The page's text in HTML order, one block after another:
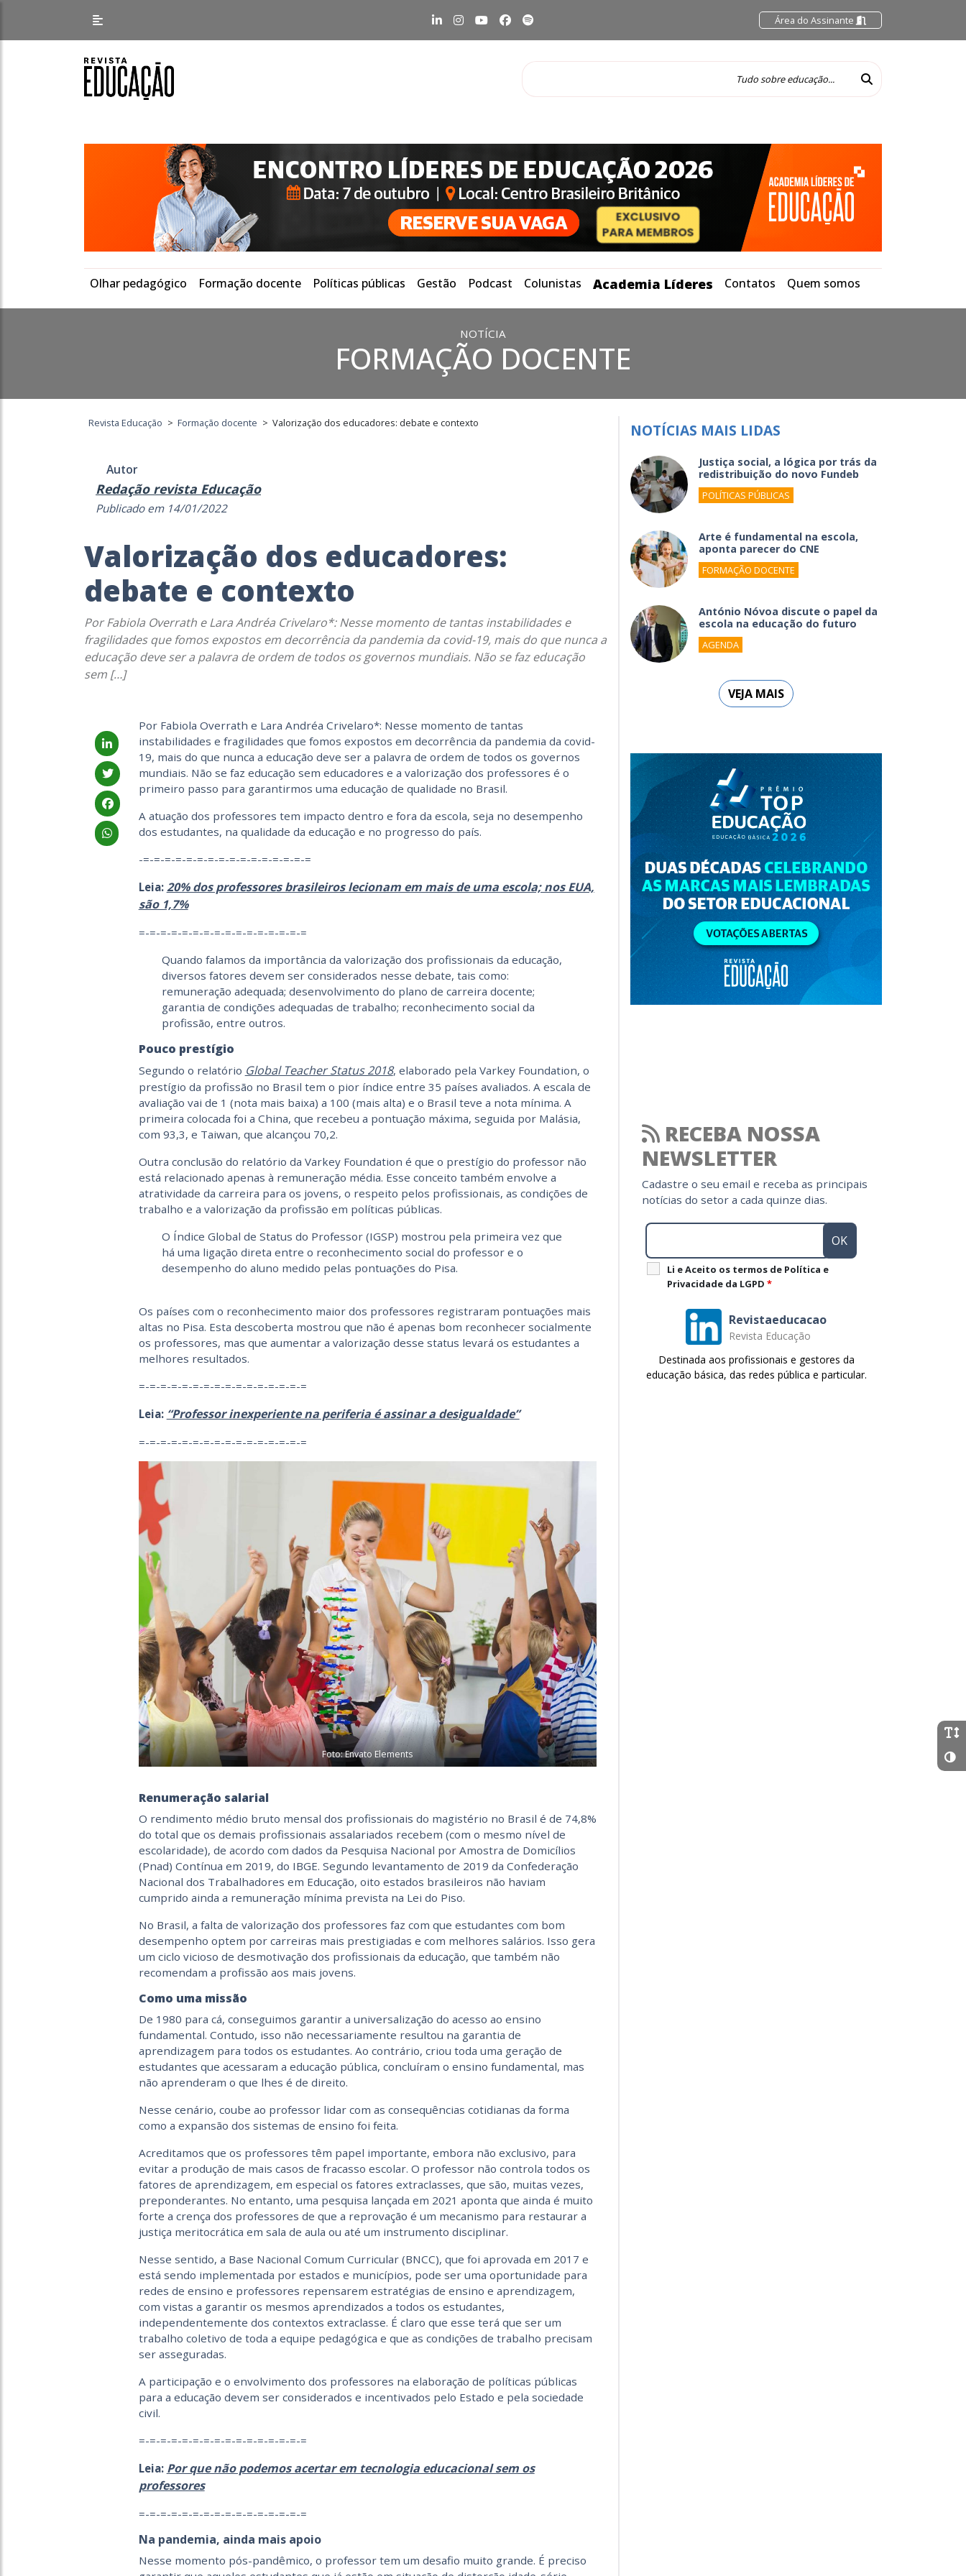
Área do Assinante
Olhar pedagógico Formação docente Políticas públicas Gestão Podcast Colunistas Academia Líderes Contatos Quem somos
NOTÍCIA
FORMAÇÃO DOCENTE
Revista Educação > Formação docente > Valorização dos educadores: debate e contexto
Autor
Redação revista Educação
Publicado em 14/01/2022
Valorização dos educadores:
debate e contexto
Por Fabiola Overrath e Lara Andréa Crivelaro*: Nesse momento de tantas instabilidades e
fragilidades que fomos expostos em decorrência da pandemia da covid-19, mais do que nunca a
educação deve ser a palavra de ordem de todos os governos mundiais. Não se faz educação
sem […]
Por Fabiola Overrath e Lara Andréa Crivelaro*: Nesse momento de tantas
instabilidades e fragilidades que fomos expostos em decorrência da pandemia da covid-
19, mais do que nunca a educação deve ser a palavra de ordem de todos os governos
mundiais. Não se faz educação sem educadores e a valorização dos professores é o
primeiro passo para garantirmos uma educação de qualidade no Brasil.
A atuação dos professores tem impacto dentro e fora da escola, seja no desempenho
dos estudantes, na qualidade da educação e no progresso do país.
-=-=-=-=-=-=-=-=-=-=-=-=-=-=-=-=
Leia: 20% dos professores brasileiros lecionam em mais de uma escola; nos EUA,
são 1,7%
=-=-=-=-=-=-=-=-=-=-=-=-=-=-=-=
Quando falamos da importância da valorização dos profissionais da educação,
diversos fatores devem ser considerados nesse debate, tais como:
remuneração adequada; desenvolvimento do plano de carreira docente;
garantia de condições adequadas de trabalho; reconhecimento social da
profissão, entre outros.
Pouco prestígio
Segundo o relatório Global Teacher Status 2018, elaborado pela Varkey Foundation, o
prestígio da profissão no Brasil tem o pior índice entre 35 países avaliados. A escala de
avaliação vai de 1 (nota mais baixa) a 100 (mais alta) e o Brasil teve a nota mínima. A
primeira colocada foi a China, que recebeu a pontuação máxima, seguida por Malásia,
com 93,3, e Taiwan, que alcançou 70,2.
Outra conclusão do relatório da Varkey Foundation é que o prestígio do professor não
está relacionado apenas à remuneração média. Esse conceito também envolve a
atratividade da carreira para os jovens, o respeito pelos profissionais, as condições de
trabalho e a valorização da profissão em políticas públicas.
O Índice Global de Status do Professor (IGSP) mostrou pela primeira vez que
há uma ligação direta entre o reconhecimento social do professor e o
desempenho do aluno medido pelas pontuações do Pisa.
Os países com o reconhecimento maior dos professores registraram pontuações mais
altas no Pisa. Esta descoberta mostrou que não é apenas bom reconhecer socialmente
os professores, mas que aumentar a valorização desse status levará os estudantes a
melhores resultados.
=-=-=-=-=-=-=-=-=-=-=-=-=-=-=-=
Leia: “Professor inexperiente na periferia é assinar a desigualdade”
=-=-=-=-=-=-=-=-=-=-=-=-=-=-=-=
Foto: Envato Elements
Renumeração salarial
O rendimento médio bruto mensal dos profissionais do magistério no Brasil é de 74,8%
do total que os demais profissionais assalariados recebem (com o mesmo nível de
escolaridade), de acordo com dados da Pesquisa Nacional por Amostra de Domicílios
(Pnad) Contínua em 2019, do IBGE. Segundo levantamento de 2019 da Confederação
Nacional dos Trabalhadores em Educação, oito estados brasileiros não haviam
cumprido ainda a remuneração mínima prevista na Lei do Piso.
No Brasil, a falta de valorização dos professores faz com que estudantes com bom
desempenho optem por carreiras mais prestigiadas e com melhores salários. Isso gera
um ciclo vicioso de desmotivação dos profissionais da educação, que também não
recomendam a profissão aos mais jovens.
Como uma missão
De 1980 para cá, conseguimos garantir a universalização do acesso ao ensino
fundamental. Contudo, isso não necessariamente resultou na garantia de
aprendizagem para todos os estudantes. Ao contrário, criou toda uma geração de
estudantes que acessaram a educação pública, concluíram o ensino fundamental, mas
não aprenderam o que lhes é de direito.
Nesse cenário, coube ao professor lidar com as consequências cotidianas da forma
como a expansão dos sistemas de ensino foi feita.
Acreditamos que os professores têm papel importante, embora não exclusivo, para
evitar a produção de mais casos de fracasso escolar. O professor não controla todos os
fatores de aprendizagem, em especial os fatores extraclasses, que são, muitas vezes,
preponderantes. No entanto, uma pesquisa lançada em 2021 aponta que ainda é muito
forte a crença dos professores de que a reprovação é um mecanismo para restaurar a
justiça meritocrática em sala de aula ou até um instrumento disciplinar.
Nesse sentido, a Base Nacional Comum Curricular (BNCC), que foi aprovada em 2017 e
está sendo implementada por estados e municípios, pode ser uma oportunidade para
redes de ensino e professores repensarem estratégias de ensino e aprendizagem,
com vistas a garantir os mesmos aprendizados a todos os estudantes,
independentemente dos contextos extraclasse. É claro que esse terá que ser um
trabalho coletivo de toda a equipe pedagógica e que as condições de trabalho precisam
ser asseguradas.
A participação e o envolvimento dos professores na elaboração de políticas públicas
para a educação devem ser considerados e incentivados pelo Estado e pela sociedade
civil.
=-=-=-=-=-=-=-=-=-=-=-=-=-=-=-=
Leia: Por que não podemos acertar em tecnologia educacional sem os
professores
=-=-=-=-=-=-=-=-=-=-=-=-=-=-=-=
Na pandemia, ainda mais apoio
Nesse momento pós-pandêmico, o professor tem um desafio muito grande. É preciso
NOTÍCIAS MAIS LIDAS
Justiça social, a lógica por trás da
redistribuição do novo Fundeb
POLÍTICAS PÚBLICAS
Arte é fundamental na escola,
aponta parecer do CNE
FORMAÇÃO DOCENTE
António Nóvoa discute o papel da
escola na educação do futuro
AGENDA
VEJA MAIS
RECEBA NOSSA
NEWSLETTER
Cadastre o seu email e receba as principais
notícias do setor a cada quinze dias.
Li e Aceito os termos de Política e
Privacidade da LGPD *
Revistaeducacao
Revista Educação
Destinada aos profissionais e gestores da
educação básica, das redes pública e particular.